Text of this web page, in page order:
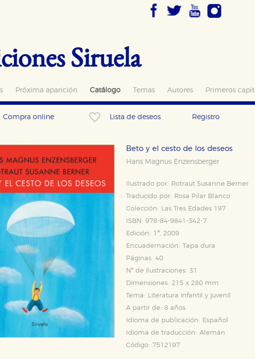
Siruela
Próxima aparición Catálogo Temas Autores Primeros
Compra online Lista de deseos Registro
Beto y el cesto de los deseos
Hans Magnus Enzensberger
Ilustrado por:
Rotraut Susanne Berner
Traducido por:
Rosa Pilar Blanco
Colección:
Las Tres Edades 197
ISBN: 978-84-9841-342-7
Edición: 1ª, 2009
Encuadernación: Tapa dura
Páginas: 40
Nº de ilustraciones: 31
Dimensiones: 215 x 280 mm
Tema:
Literatura infantil y juvenil
A partir de: 8 años
Idioma de publicación:
Español
Idioma de traducción: Alemán
Código: 7512197